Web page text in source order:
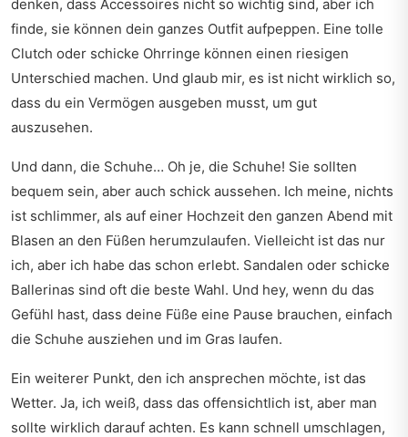
denken, dass Accessoires nicht so wichtig sind, aber ich
finde, sie können dein ganzes Outfit aufpeppen. Eine tolle
Clutch oder schicke Ohrringe können einen riesigen
Unterschied machen. Und glaub mir, es ist nicht wirklich so,
dass du ein Vermögen ausgeben musst, um gut
auszusehen.
Und dann, die Schuhe… Oh je, die Schuhe! Sie sollten
bequem sein, aber auch schick aussehen. Ich meine, nichts
ist schlimmer, als auf einer Hochzeit den ganzen Abend mit
Blasen an den Füßen herumzulaufen. Vielleicht ist das nur
ich, aber ich habe das schon erlebt. Sandalen oder schicke
Ballerinas sind oft die beste Wahl. Und hey, wenn du das
Gefühl hast, dass deine Füße eine Pause brauchen, einfach
die Schuhe ausziehen und im Gras laufen.
Ein weiterer Punkt, den ich ansprechen möchte, ist das
Wetter. Ja, ich weiß, dass das offensichtlich ist, aber man
sollte wirklich darauf achten. Es kann schnell umschlagen,